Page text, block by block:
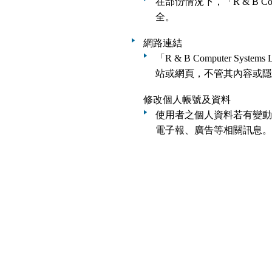
全。
網路連結
「R & B Computer
站或網頁，不管其內容或
修改個人帳號及資料
使用者之個人資料若有變
電子報、廣告等相關訊息。